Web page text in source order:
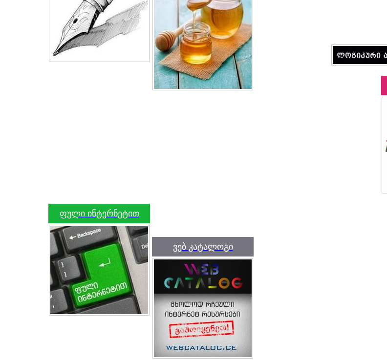
ფული ინტერნეტით
ვებ კატალოგი